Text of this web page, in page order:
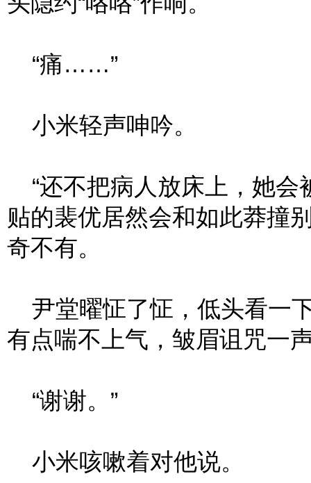
“痛……”
小米轻声呻吟。
“还不把病人放床上，她会
贴的裴优居然会和如此莽撞
奇不有。
尹堂曜怔了怔，低头看一
有点喘不上气，皱眉诅咒一
“谢谢。”
小米咳嗽着对他说。